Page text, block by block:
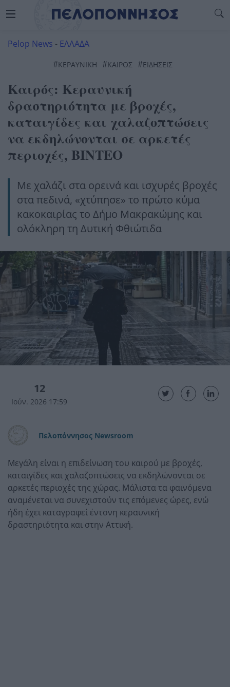
Pelop News - ΕΛΛΑΔΑ
#ΚΕΡΑΥΝΙΚΉ #ΚΑΙΡΌΣ #ΕΙΔΗΣΕΙΣ
Καιρός: Κεραυνική
δραστηριότητα με βροχές,
καταιγίδες και χαλαζοπτώσεις
να εκδηλώνονται σε αρκετές
περιοχές, ΒΙΝΤΕΟ
Με χαλάζι στα ορεινά και ισχυρές βροχές
στα πεδινά, «χτύπησε» το πρώτο κύμα
κακοκαιρίας το Δήμο Μακρακώμης και
ολόκληρη τη Δυτική Φθιώτιδα
12
Ιούν. 2026 17:59
Πελοπόννησος Newsroom
Μεγάλη είναι η επιδείνωση του καιρού με βροχές,
καταιγίδες και χαλαζοπτώσεις να εκδηλώνονται σε
αρκετές περιοχές της χώρας. Μάλιστα τα φαινόμενα
αναμένεται να συνεχιστούν τις επόμενες ώρες, ενώ
ήδη έχει καταγραφεί έντονη κεραυνική
δραστηριότητα και στην Αττική.